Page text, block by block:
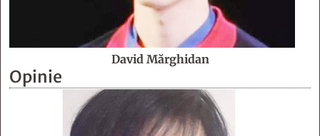
David Mărghidan
Opinie